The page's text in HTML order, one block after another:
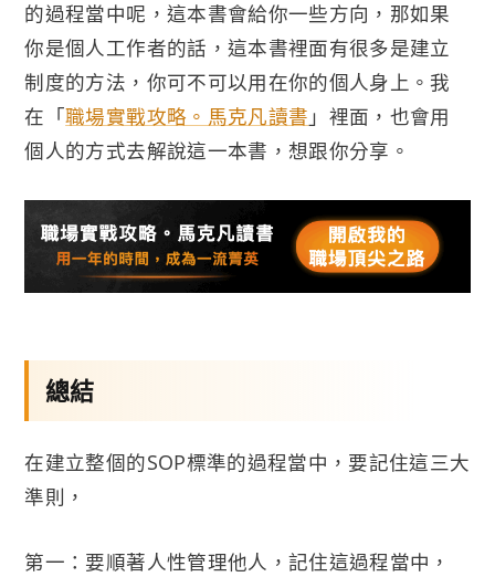
的過程當中呢，這本書會給你一些方向，那如果
你是個人工作者的話，這本書裡面有很多是建立
制度的方法，你可不可以用在你的個人身上。我
在「職場實戰攻略。馬克凡讀書 」裡面，也會用
個人的方式去解說這一本書，想跟你分享。
總結
在建立整個的SOP標準的過程當中，要記住這三大
準則，
第一：要順著人性管理他人，記住這過程當中，